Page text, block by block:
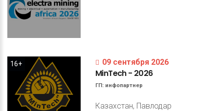
16+ 09 сентября 2026
MinTech- 2026
ГП: инфопартнер
Казахстан, Павлодар